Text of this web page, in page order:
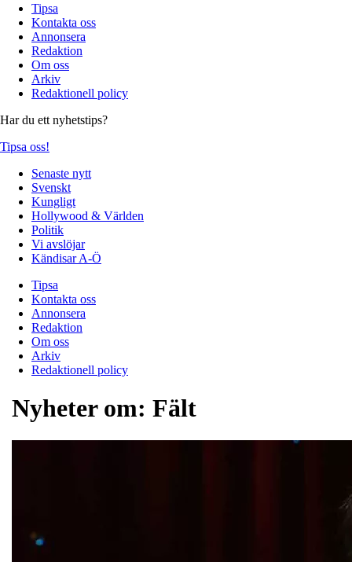
Tipsa
Kontakta oss
Annonsera
Redaktion
Om oss
Arkiv
Redaktionell policy
Har du ett nyhetstips?
Tipsa oss!
Senaste nytt
Svenskt
Kungligt
Hollywood & Världen
Politik
Vi avslöjar
Kändisar A-Ö
Tipsa
Kontakta oss
Annonsera
Redaktion
Om oss
Arkiv
Redaktionell policy
Nyheter om: Fält